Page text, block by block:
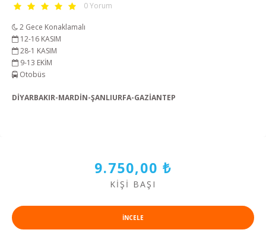
0 Yorum
2 Gece Konaklamalı
12-16 KASIM
28-1 KASIM
9-13 EKİM
Otobüs
DİYARBAKIR-MARDİN-ŞANLIURFA-GAZİANTEP
9.750,00 ₺
KIŞI BAŞI
INCELE